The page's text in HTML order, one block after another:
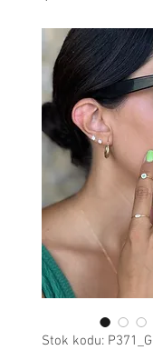
Stok kodu: P371_G